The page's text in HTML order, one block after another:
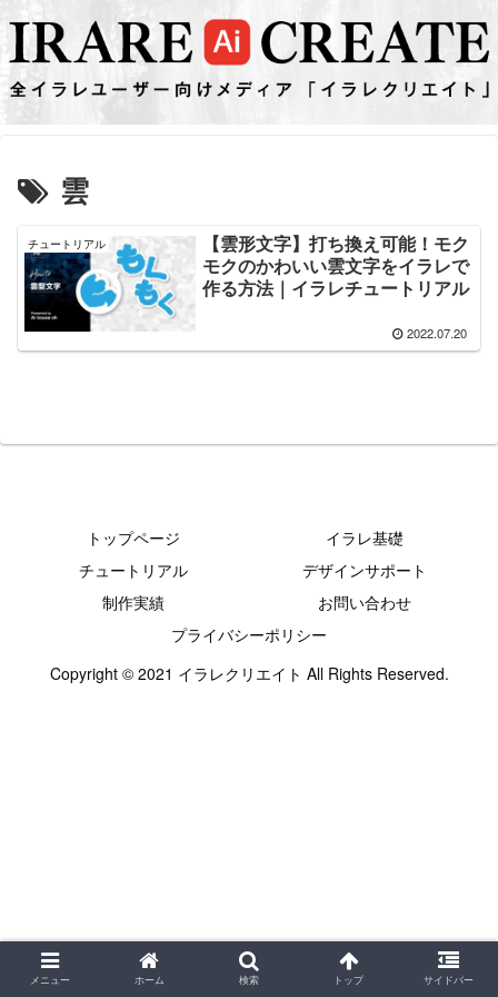
雲
チュートリアル
【雲形文字】打ち換え可能！モク
モクのかわいい雲文字をイラレで
作る方法｜イラレチュートリアル
2022.07.20
トップページ
イラレ基礎
チュートリアル
デザインサポート
制作実績
お問い合わせ
プライバシーポリシー
Copyright © 2021 イラレクリエイト All Rights Reserved.
メニュー ホーム 検索 トップ サイドバー